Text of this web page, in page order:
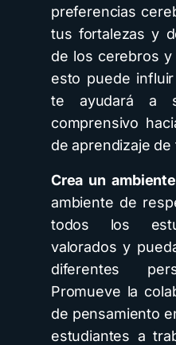
preferencias
tus fortalezas y
de los cerebros
esto puede
te ayudará a
comprensivo
de aprendizaje de
Crea un
ambiente de
todos los
valorados y
diferentes
Promueve la
de pensamiento
estudiantes a